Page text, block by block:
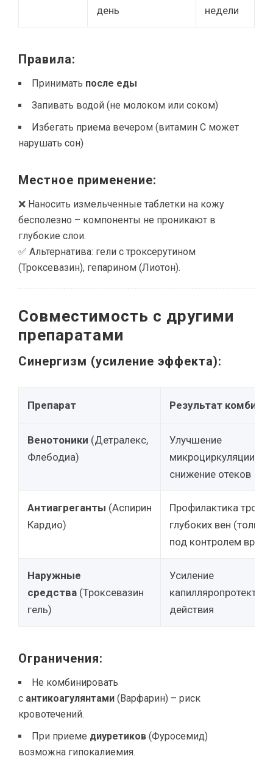
день
недели
Правила:
Принимать после еды
Запивать водой (не молоком или соком)
Избегать приема вечером (витамин С может
нарушать сон)
Местное применение:
❌ Наносить измельченные таблетки на кожу
бесполезно – компоненты не проникают в
глубокие слои.
✅ Альтернатива: гели с троксерутином
(Троксевазин), гепарином (Лиотон).
Совместимость с другими
препаратами
Синергизм (усиление эффекта):
Препарат Результат
Венотоники (Детралекс,
Флебодиа)
Улучшение
микроциркуляции,
снижение отеков
Антиагреганты (Аспирин
Кардио)
Профилактика
глубоких вен (только
под контролем
Наружные
средства (Троксевазин
гель)
Усиление
действия
Ограничения:
Не комбинировать
с антикоагулянтами (Варфарин) – риск
кровотечений.
При приеме диуретиков (Фуросемид)
возможна гипокалиемия.